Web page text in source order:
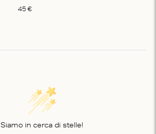
45 €
Siamo in cerca di stelle!